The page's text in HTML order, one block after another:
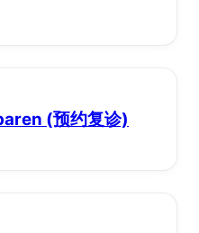
(预约复诊)